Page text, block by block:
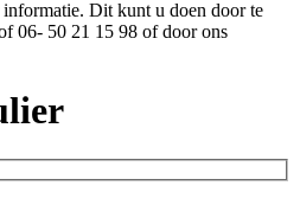
Dit kunt u doen door te
06- 50 21 15 98 of door ons